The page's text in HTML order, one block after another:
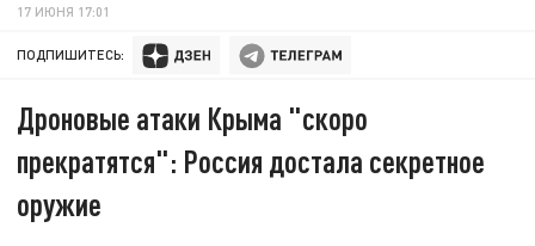
17 ИЮНЯ 17:01
ПОДПИШИТЕСЬ:
Дроновые атаки Крыма "скоро
прекратятся": Россия достала секретное
оружие